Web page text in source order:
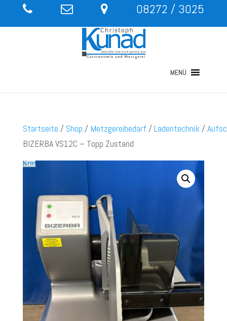
08272 / 3025
MENÜ
Startseite / Shop / Metzgereibedarf /Ladentechnik /
BIZERBA VS12C – Topp Zustand